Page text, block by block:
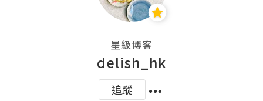
星級博客
delish_hk
追蹤